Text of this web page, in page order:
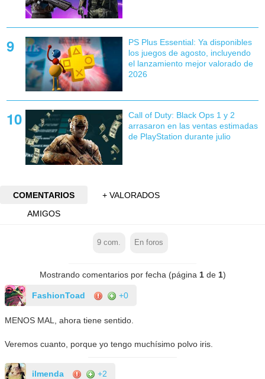
PS Plus Essential: Ya disponibles
los juegos de agosto, incluyendo
el lanzamiento mejor valorado de
2026
Call of Duty: Black Ops 1 y 2
arrasaron en las ventas estimadas
de PlayStation durante julio
COMENTARIOS
+ VALORADOS
AMIGOS
9 com. En foros
Mostrando comentarios por fecha (página 1de 1)
FashionToad +0
MENOS MAL, ahora tiene sentido.
Veremos cuanto, porque yo tengo muchísimo polvo iris.
ilmenda +2